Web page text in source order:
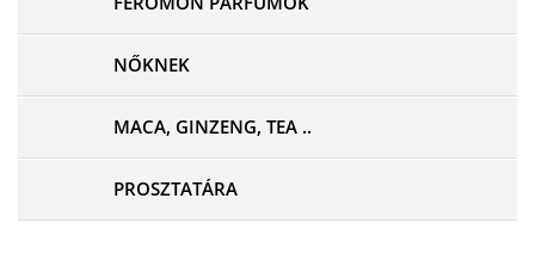
NŐKNEK
MACA, GINZENG, TEA ..
PROSZTATÁRA